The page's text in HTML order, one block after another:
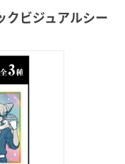
クビジュアルシー